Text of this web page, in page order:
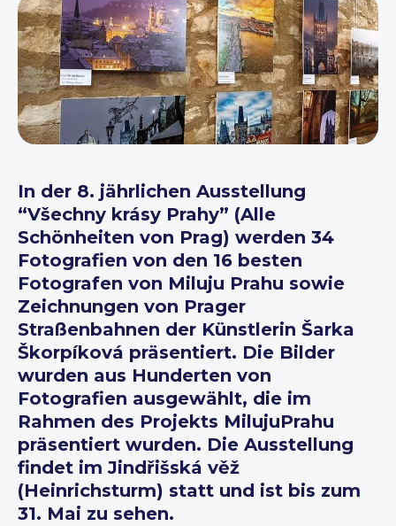
In der 8. jährlichen Ausstellung
“Všechny krásy Prahy” (Alle
Schönheiten von Prag) werden 34
Fotografien von den 16 besten
Fotografen von Miluju Prahu sowie
Zeichnungen von Prager
Straßenbahnen der Künstlerin Šarka
Škorpíková präsentiert. Die Bilder
wurden aus Hunderten von
Fotografien ausgewählt, die im
Rahmen des Projekts MilujuPrahu
präsentiert wurden. Die Ausstellung
findet im Jindřišská věž
(Heinrichsturm) statt und ist bis zum
31. Mai zu sehen.